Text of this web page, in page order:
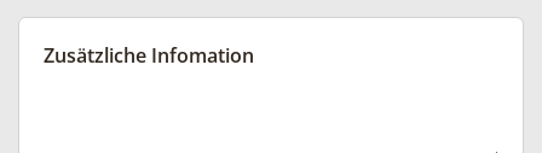
Zusätzliche Infomation